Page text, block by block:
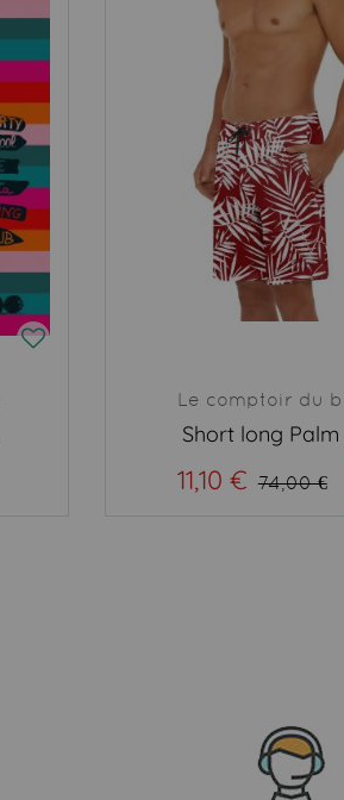
Le comptoir du
Short long
11,10 € 74,00 €